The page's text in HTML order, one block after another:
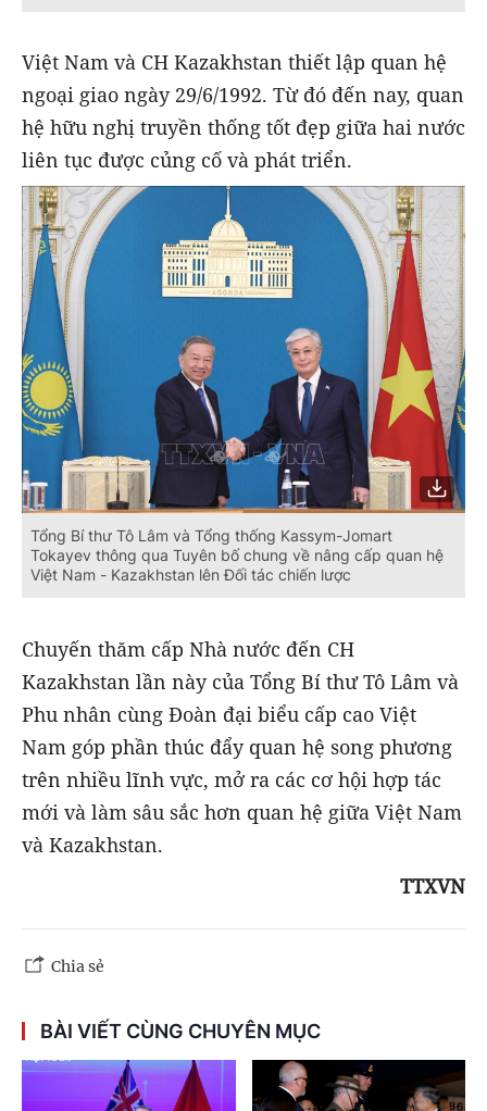
Việt Nam và CH Kazakhstan thiết lập quan hệ
ngoại giao ngày 29/6/1992. Từ đó đến nay, quan
hệ hữu nghị truyền thống tốt đẹp giữa hai nước
liên tục được củng cố và phát triển.
Tổng Bí thư Tô Lâm và Tổng thống Kassym-Jomart
Tokayev thông qua Tuyên bố chung về nâng cấp quan hệ
Việt Nam - Kazakhstan lên Đối tác chiến lược
Chuyến thăm cấp Nhà nước đến CH
Kazakhstan lần này của Tổng Bí thư Tô Lâm và
Phu nhân cùng Đoàn đại biểu cấp cao Việt
Nam góp phần thúc đẩy quan hệ song phương
trên nhiều lĩnh vực, mở ra các cơ hội hợp tác
mới và làm sâu sắc hơn quan hệ giữa Việt Nam
và Kazakhstan.
TTXVN
Chia sẻ
BÀI VIẾT CÙNG CHUYÊN MỤC